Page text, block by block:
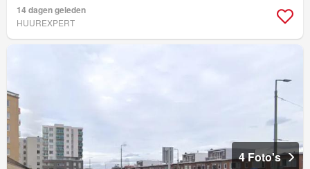
14 dagen geleden
HUUREXPERT
4 Foto's